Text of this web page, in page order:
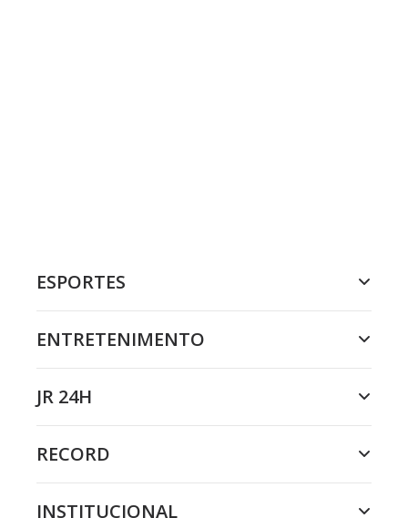
ESPORTES
ENTRETENIMENTO
JR 24H
RECORD
INSTITUCIONAL